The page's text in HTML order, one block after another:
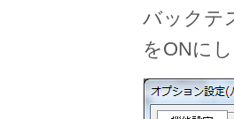
バックテ
をONに